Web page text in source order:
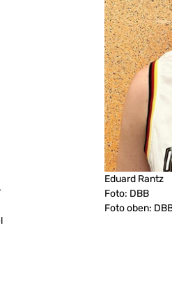
Eduard Rantz
Foto: DBB
Foto oben: